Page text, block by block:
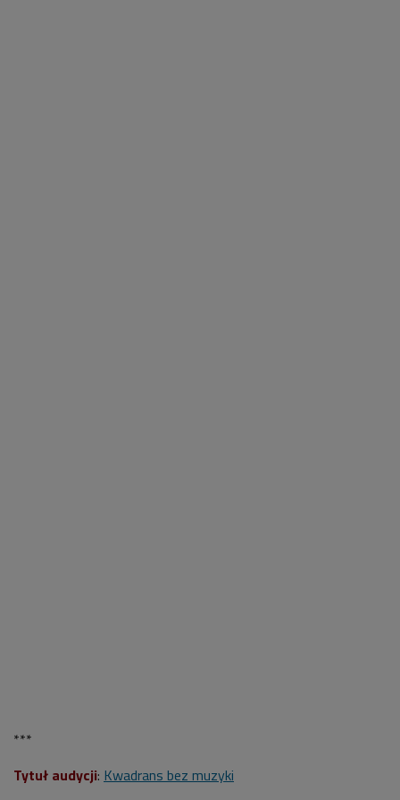
***
Tytuł audycji: Kwadrans bez muzyki